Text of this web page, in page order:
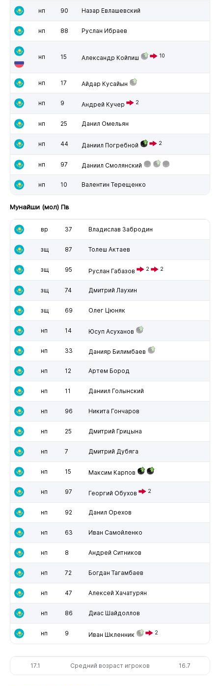
нп 90 Назар Евлашевский
нп 88 Руслан Ибраев
нп 15 Александр Койпиш 10
нп 17 Айдар Кусайын
нп 9 Андрей Кучер 2
нп 25 Данил Омельян
нп 44 Даниил Погребной 2
нп 97 Даниил Смолянский
нп 10 Валентин Терещенко
Мунайши (мол) Пв
вр 37 Владислав Забродин
зщ 87 Толеш Актаев
зщ 95 Руслан Габазов 2 2
зщ 74 Дмитрий Лаухин
зщ 69 Олег Цюняк
нп 14 Юсуп Асуханов
нп 33 Данияр Билимбаев
нп 12 Артем Бород
нп 11 Даниил Голынский
нп 96 Никита Гончаров
нп 25 Дмитрий Грицына
нп 7 Дмитрий Дубяга
нп 15 Максим Карпов
нп 97 Георгий Обухов 2
нп 92 Данил Орехов
нп 63 Иван Самойленко
нп 8 Андрей Ситников
нп 72 Богдан Тагамбаев
нп 47 Алексей Хачатурян
нп 86 Диас Шайдоллов
нп 9 Иван Шкленник 2
17.1 Средний возраст игроков 16.7